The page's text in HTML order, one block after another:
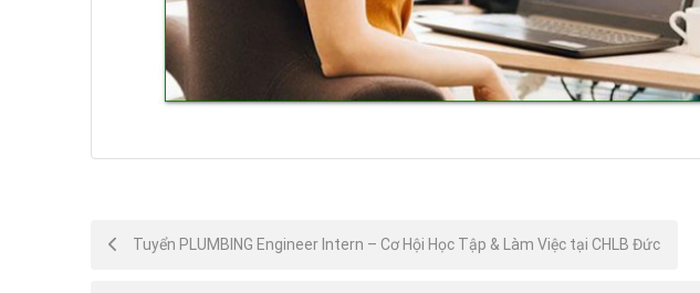
PostTuyển PLUMBING Engineer Intern – Cơ Hội Học Tập & Làm Việc tại CHLB Đức